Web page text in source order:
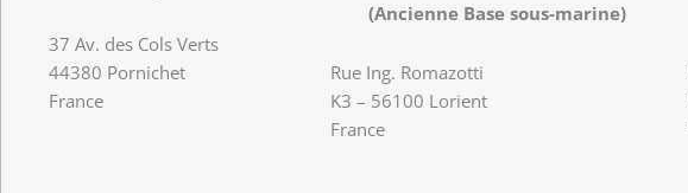
37 Av. des Cols Verts
44380 Pornichet
France
(Ancienne Base sous-marine)
Rue Ing. Romazotti
K3 – 56100 Lorient
France